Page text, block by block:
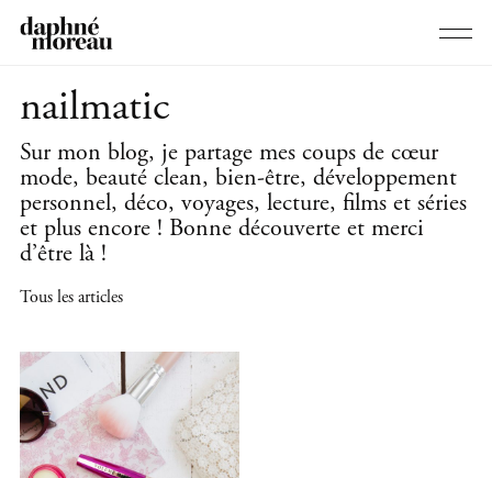
nailmatic
Sur mon blog, je partage mes coups de cœur
mode, beauté clean, bien-être, développement
personnel, déco, voyages, lecture, films et séries
et plus encore ! Bonne découverte et merci
d’être là !
Tous les articles